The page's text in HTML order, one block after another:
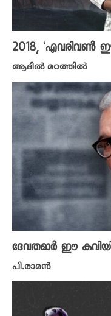
2018, ‘എവരിവൺ
ആദിൽ മഠത്തിൽ
ദേവതമാർ ഈ
പി.രാമൻ